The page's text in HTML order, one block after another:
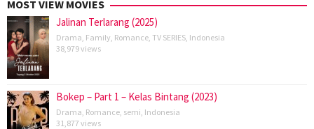
MOST VIEW MOVIES
Jalinan Terlarang (2025)
Drama Family Romance TV SERIES Indonesia
38,979 views
Bokep – Part 1 – Kelas Bintang (2023)
Drama Romance semi Indonesia
31,877 views